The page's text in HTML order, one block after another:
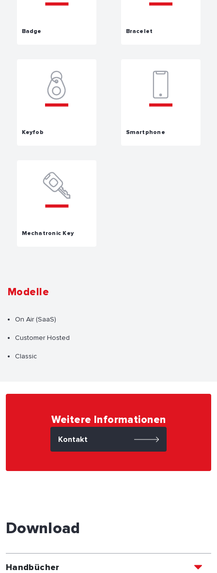
Badge Bracelet
Keyfob Smartphone
Mechatronic Key
Modelle
On Air (SaaS)
Customer Hosted
Classic
Weitere Informationen
Kontakt
Download
Handbücher